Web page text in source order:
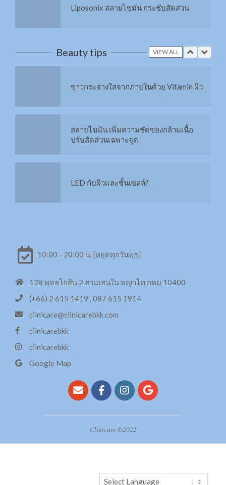
Liposonix สลายไขมัน กระชับสัดส่วน
สลาย Cellulite ด้วย RET
14 ชนิด
ข้น
X3 สลาย Cellulite
Beauty tips VIEW ALL
ขาวกระจ่างใสจากภายในด้วย Vitamin ผิว
สลายไขมัน เพิ่มความชัดของกล้ามเนื้อ
ปรับสัดส่วนเฉพาะจุด
LED กับผิวและชั้นเซลล์?
Stem cell มารู้จักก่อนฉีด
X3 สลาย Cellulite
10:00 - 20:00 น. [หยุดทุกวันพุธ]
128 พหลโยธิน 2 สามเสนใน พญาไท กทม 10400
(+66) 2 615 1419 , 087 615 1914
clinicare@clinicarebkk.com
clinicarebkk
clinicarebkk
Google Map
Clinicare ©2022